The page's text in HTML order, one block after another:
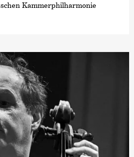
Kammer­philharmonie
am Orchesterzentrum
Musikhochschule Lübeck tätig.